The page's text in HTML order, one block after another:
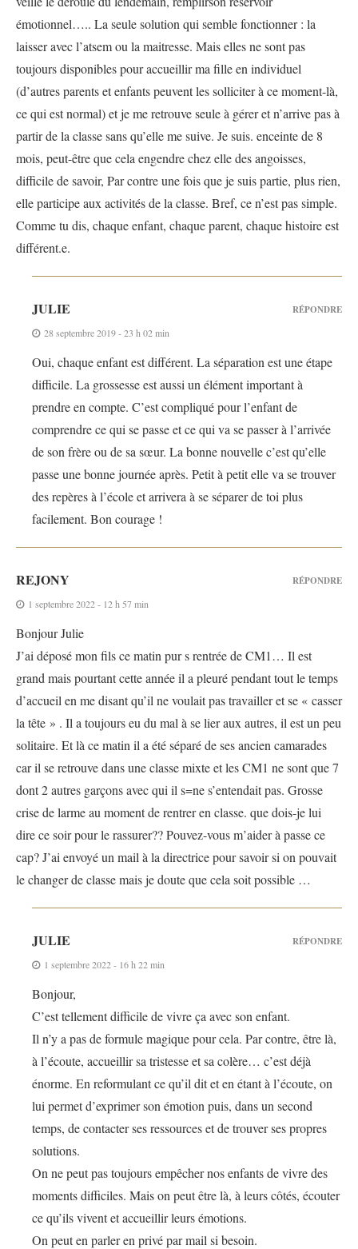
émotionnel….. La seule solution qui semble fonctionner : la
laisser avec l’atsem ou la maitresse. Mais elles ne sont pas
toujours disponibles pour accueillir ma fille en individuel
(d’autres parents et enfants peuvent les solliciter à ce moment-là,
ce qui est normal) et je me retrouve seule à gérer et n’arrive pas à
partir de la classe sans qu’elle me suive. Je suis. enceinte de 8
mois, peut-être que cela engendre chez elle des angoisses,
difficile de savoir, Par contre une fois que je suis partie, plus rien,
elle participe aux activités de la classe. Bref, ce n’est pas simple.
Comme tu dis, chaque enfant, chaque parent, chaque histoire est
différent.e.
JULIE
28 septembre 2019 - 23 h 02 min
Oui, chaque enfant est différent. La séparation est une étape
difficile. La grossesse est aussi un élément important à
prendre en compte. C’est compliqué pour l’enfant de
comprendre ce qui se passe et ce qui va se passer à l’arrivée
de son frère ou de sa sœur. La bonne nouvelle c’est qu’elle
passe une bonne journée après. Petit à petit elle va se trouver
des repères à l’école et arrivera à se séparer de toi plus
facilement. Bon courage !
RÉPONDRE
REJONY
1 septembre 2022 - 12 h 57 min
Bonjour Julie
J’ai déposé mon fils ce matin pur s rentrée de CM1… Il est
grand mais pourtant cette année il a pleuré pendant tout le temps
d’accueil en me disant qu’il ne voulait pas travailler et se « casser
la tête » . Il a toujours eu du mal à se lier aux autres, il est un peu
solitaire. Et là ce matin il a été séparé de ses ancien camarades
car il se retrouve dans une classe mixte et les CM1 ne sont que 7
dont 2 autres garçons avec qui il s=ne s’entendait pas. Grosse
crise de larme au moment de rentrer en classe. que dois-je lui
dire ce soir pour le rassurer?? Pouvez-vous m’aider à passe ce
cap? J’ai envoyé un mail à la directrice pour savoir si on pouvait
le changer de classe mais je doute que cela soit possible …
RÉPONDRE
JULIE
1 septembre 2022 - 16 h 22 min
Bonjour,
C’est tellement difficile de vivre ça avec son enfant.
Il n’y a pas de formule magique pour cela. Par contre, être là,
à l’écoute, accueillir sa tristesse et sa colère… c’est déjà
énorme. En reformulant ce qu’il dit et en étant à l’écoute, on
lui permet d’exprimer son émotion puis, dans un second
temps, de contacter ses ressources et de trouver ses propres
solutions.
On ne peut pas toujours empêcher nos enfants de vivre des
moments difficiles. Mais on peut être là, à leurs côtés, écouter
ce qu’ils vivent et accueillir leurs émotions.
On peut en parler en privé par mail si besoin.
RÉPONDRE